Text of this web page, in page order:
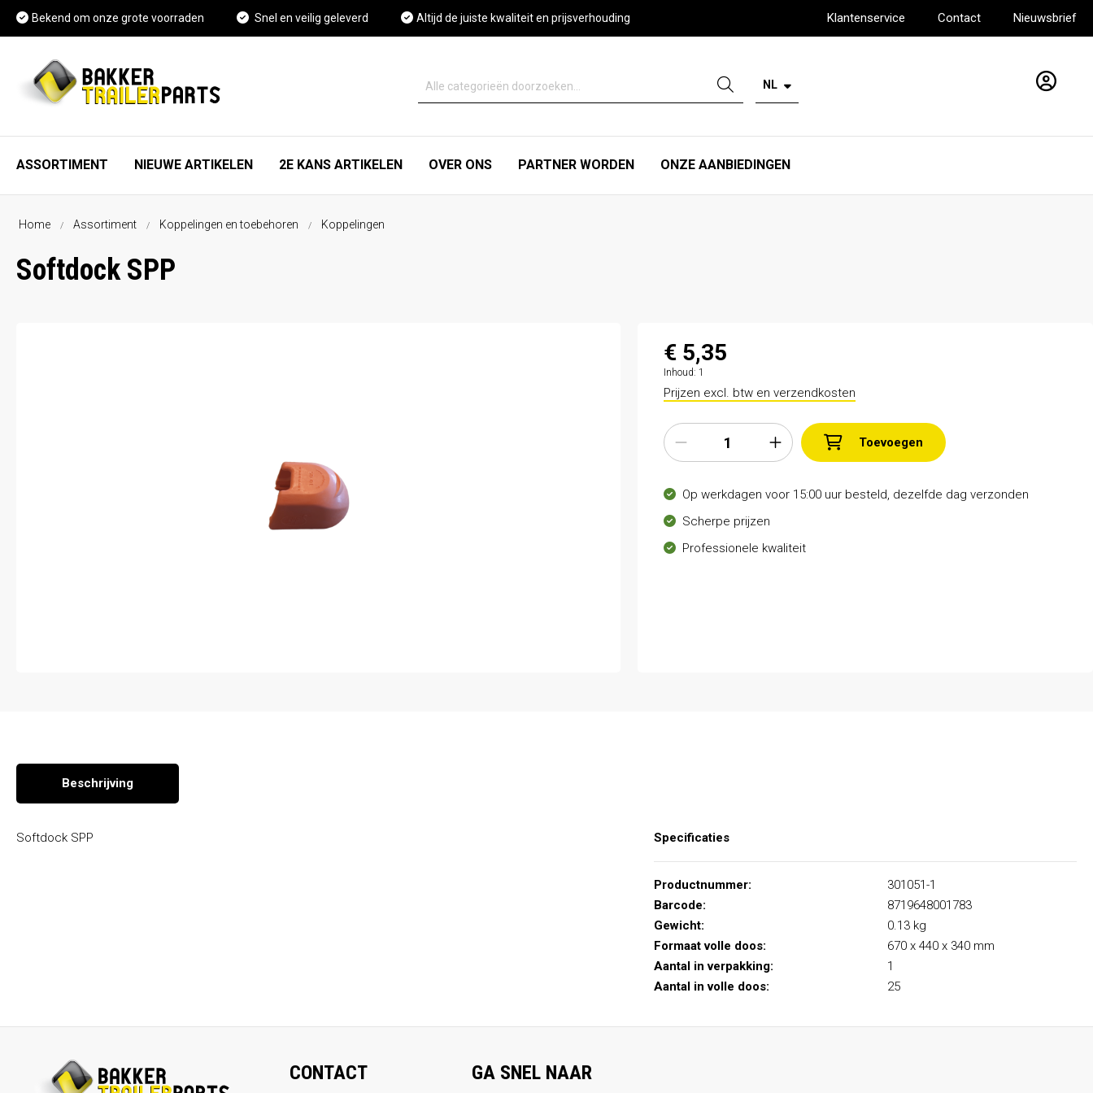
Bekend om onze grote voorraden Snel en veilig geleverd Altijd de juiste kwaliteit en prijsverhouding Klantenservice Contact Nieuwsbrief
NL
ASSORTIMENT NIEUWE ARTIKELEN 2E KANS ARTIKELEN OVER ONS PARTNER WORDEN ONZE AANBIEDINGEN
As, wiel en rem onderdelen
Spatschermen
FAQ
Vacature Magazijnmedewerker
Home Assortiment Koppelingen en toebehoren Koppelingen
Softdock SPP
€ 5,35
Inhoud: 1
Prijzen excl. btw en verzendkosten
Toevoegen
Op werkdagen voor 15:00 uur besteld, dezelfde dag verzonden
Scherpe prijzen
Professionele kwaliteit
Beschrijving
Softdock SPP Specificaties
Productnummer:
301051-1
Barcode:
8719648001783
Gewicht:
0.13 kg
Formaat volle doos:
670 x 440 x 340 mm
Aantal in verpakking:
1
Aantal in volle doos:
25
CONTACT GA SNEL NAAR